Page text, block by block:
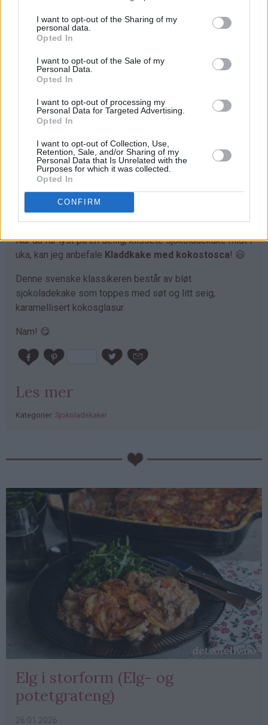
I want to opt-out of the Sharing of my
personal data.
Opted In
I want to opt-out of the Sale of my
Personal Data.
Opted In
I want to opt-out of processing my
Personal Data for Targeted Advertising.
Opted In
I want to opt-out of Collection, Use,
Retention, Sale, and/or Sharing of my
Personal Data that Is Unrelated with the
Purposes for which it was collected.
Opted In
CONFIRM
Kladdkake med kokostosca
27.01.2026
Når du får lyst på en deilig, klissete sjokoladekake midt i
uka, kan jeg anbefale Kladdkake med kokostosca! 😃
Denne svenske klassikeren består av bløt
sjokoladekake som toppes med søt og litt seig,
karamellisert kokosglasur.
Nam! 😋
Les mer
Kategorier: Sjokoladekaker
PubGalaxy
Elg i storform (Elg- og
potetgrateng)
26.01.2026